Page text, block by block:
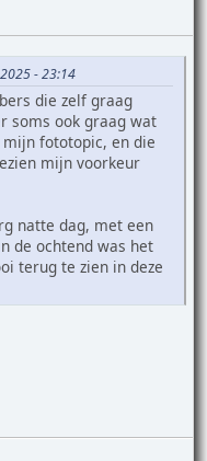
- 23:14
die zelf graag
soms ook graag wat
fototopic, en die
mijn voorkeur
natte dag, met een
de ochtend was het
terug te zien in deze